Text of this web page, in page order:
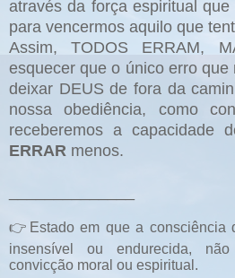
através da força espiritual
para vencermos aquilo que
Assim, TODOS ERRAM,
esquecer que o único erro
deixar DEUS de fora da
nossa obediência, como
receberemos a capacidade
ERRAR menos.
👉 Estado em que a consciência
insensível ou endurecida,
convicção moral ou espiritual.